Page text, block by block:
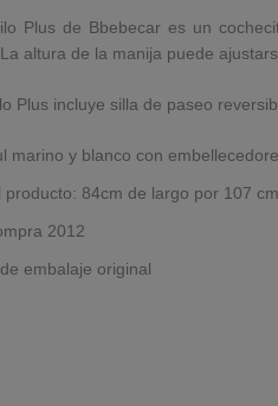
Plus de Bbebecar es un
La altura de la manija puede
Plus incluye silla de paseo
marino y blanco con
producto: 84cm de largo por 107
2012
embalaje original